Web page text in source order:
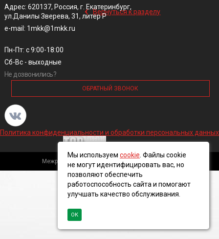
‹ Вернуться к разделу
Адрес: 620137, Россия, г. Екатеринбург,
ул.Данилы Зверева, 31, литер Р
e-mail: 1mkk@1mkk.ru
Пн-Пт: с 9:00-18:00
Сб-Вс - выходные
Не дозвонились?
ОБРАТНЫЙ ЗВОНОК
Политика конфиденциальности и обработки персональных данных
Межрегиональная кабельная компания, 2016 ©
Мы используем cookie . Файлы cookie
не могут идентифицировать вас, но
позволяют обеспечить
работоспособность сайта и помогают
улучшать качество обслуживания.
ОК